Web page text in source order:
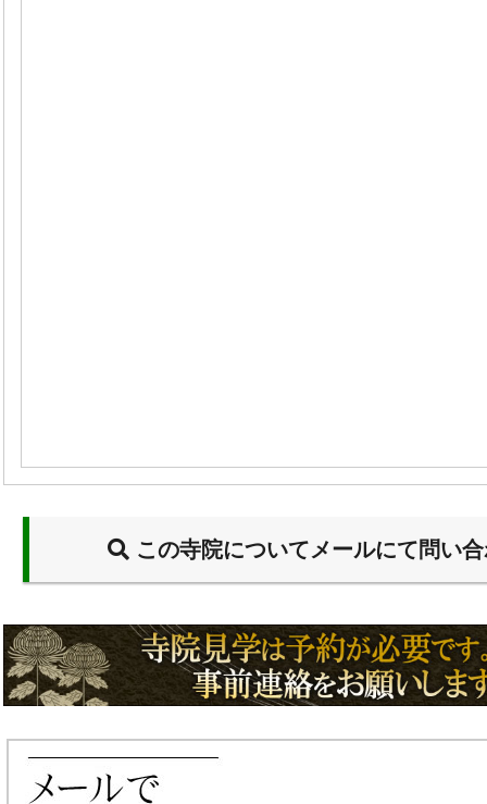
この寺院についてメールにて問い